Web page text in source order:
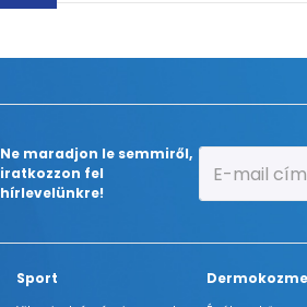
Ne maradjon le semmiről,
iratkozzon fel
hírlevelünkre!
Sport